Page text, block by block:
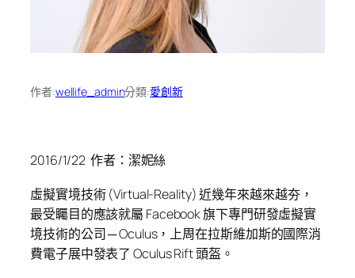
作者:wellife_admin分類:愛創新
2016/1/22 作者：潔妮絲
虛擬實境技術 (Virtual-Reality) 近幾年來越來越夯，
最受矚目的應該就屬 Facebook 旗下專門研發虛擬實
境技術的公司 ─ Oculus，上周在拉斯維加斯的國際消
費電子展中發表了 Oculus Rift 頭盔。